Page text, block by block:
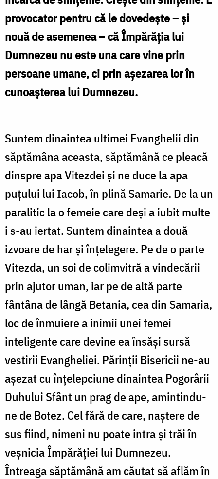
Nechifor
provocator pentru că le dovedește – și
nouă de asemenea – că Împărăția lui
Dumnezeu nu este una care vine prin
persoane umane, ci prin așezarea lor în
cunoașterea lui Dumnezeu.
Suntem dinaintea ultimei Evanghelii din
săptămâna aceasta, săptămână ce pleacă
dinspre apa Vitezdei și ne duce la apa
puțului lui Iacob, în plină Samarie. De la un
paralitic la o femeie care deși a iubit multe
i s-au iertat. Suntem dinaintea a două
izvoare de har și înțelegere. Pe de o parte
Vitezda, un soi de colimvitră a vindecării
prin ajutor uman, iar pe de altă parte
fântâna de lângă Betania, cea din Samaria,
loc de înmuiere a inimii unei femei
inteligente care devine ea însăși sursă
vestirii Evangheliei. Părinții Bisericii ne-au
așezat cu înțelepciune dinaintea Pogorârii
Duhului Sfânt un prag de ape, amintindu-
ne de Botez. Cel fără de care, naștere de
sus fiind, nimeni nu poate intra și trăi în
veșnicia Împărăției lui Dumnezeu.
Întreaga săptămână am căutat să aflăm în